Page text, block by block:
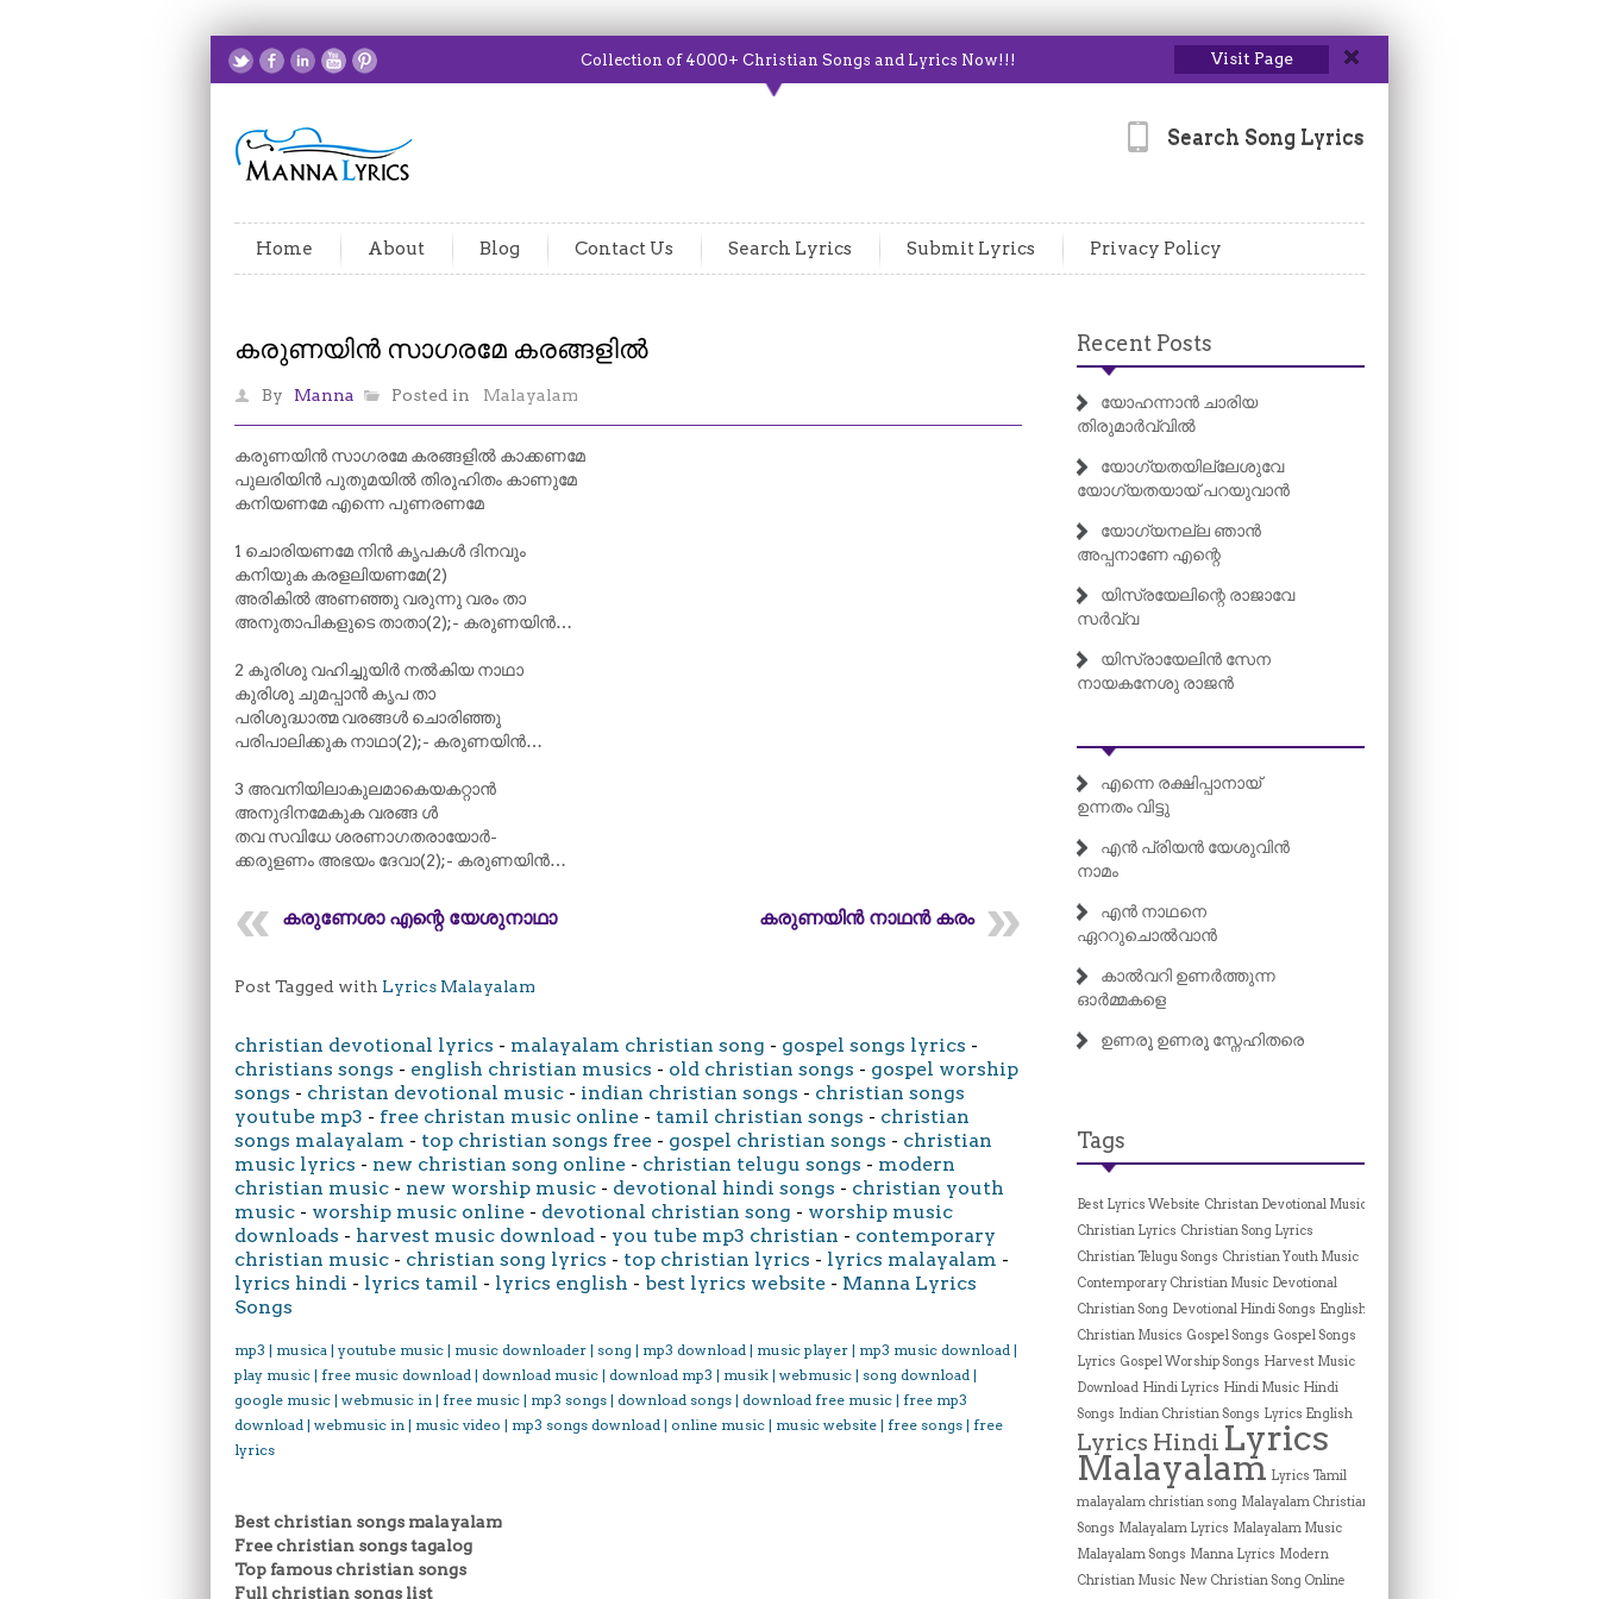
Collection of 4000+ Christian Songs and Lyrics Now!!! Visit Page
Search Song Lyrics
Home About Blog Contact Us Search Lyrics Submit Lyrics Privacy Policy
കരുണയിൻ സാഗരമേ കരങ്ങളിൽ
By Manna Posted in Malayalam
കരുണയിൻ സാഗരമേ കരങ്ങളിൽ കാക്കണമേ
പുലരിയിൻ പുതുമയിൽ തിരുഹിതം കാണുമേ
കനിയണമേ എന്നെ പുണരണമേ
1 ചൊരിയണമേ നിൻ കൃപകൾ ദിനവും
കനിയുക കരളലിയണമേ(2)
അരികിൽ അണഞ്ഞു വരുന്നു വരം താ
അനുതാപികളുടെ താതാ(2);- കരുണയിൻ…
2 കുരിശു വഹിച്ചുയിർ നൽകിയ നാഥാ
കുരിശു ചുമപ്പാൻ കൃപ താ
പരിശുദ്ധാത്മ വരങ്ങൾ ചൊരിഞ്ഞു
പരിപാലിക്കുക നാഥാ(2);- കരുണയിൻ…
3 അവനിയിലാകുലമാകെയകറ്റാൻ
അനുദിനമേകുക വരങ്ങ ൾ
തവ സവിധേ ശരണാഗതരായോർ-
ക്കരുളണം അഭയം ദേവാ(2);- കരുണയിൻ…
കരുണേശാ എന്റെ യേശുനാഥാ കരുണയിന്‍ നാഥന്‍ കരം
Post Tagged with Lyrics Malayalam
christian devotional lyrics - malayalam christian song - gospel songs lyrics -
christians songs - english christian musics - old christian songs - gospel worship
songs - christan devotional music - indian christian songs - christian songs
youtube mp3 - free christan music online - tamil christian songs - christian
songs malayalam - top christian songs free - gospel christian songs - christian
music lyrics - new christian song online - christian telugu songs - modern
christian music - new worship music - devotional hindi songs - christian youth
music - worship music online - devotional christian song - worship music
downloads - harvest music download - you tube mp3 christian - contemporary
christian music - christian song lyrics - top christian lyrics - lyrics malayalam -
lyrics hindi - lyrics tamil - lyrics english - best lyrics website - Manna Lyrics
Songs
mp3 | musica | youtube music | music downloader | song | mp3 download | music player | mp3 music download |
play music | free music download | download music | download mp3 | musik | webmusic | song download |
google music | webmusic in | free music | mp3 songs | download songs | download free music | free mp3
download | webmusic in | music video | mp3 songs download | online music | music website | free songs | free
lyrics
Best christian songs malayalam
Free christian songs tagalog
Top famous christian songs
Full christian songs list
Recent Posts
യോഹന്നാൻ ചാരിയ
തിരുമാർവ്വിൽ
യോഗ്യതയില്ലേശുവേ
യോഗ്യതയായ് പറയുവാൻ
യോഗ്യനല്ല ഞാൻ
അപ്പനാണേ എന്റെ
യിസ്രയേലിന്റെ രാജാവേ
സർവ്വ
യിസ്രായേലിൻ സേന
നായകനേശു രാജൻ
എന്നെ രക്ഷിപ്പാനായ്
ഉന്നതം വിട്ടു
എൻ പ്രിയൻ യേശുവിൻ
നാമം
എൻ നാഥനെ
ഏററുചൊൽവാൻ
കാൽവറി ഉണർത്തുന്ന
ഓർമ്മകളെ
ഉണരൂ ഉണരൂ സ്നേഹിതരെ
Tags
Best Lyrics Website Christan Devotional Music
Christian Lyrics Christian Song Lyrics
Christian Telugu Songs Christian Youth Music
Contemporary Christian Music Devotional
Christian Song Devotional Hindi Songs English
Christian Musics Gospel Songs Gospel Songs
Lyrics Gospel Worship Songs Harvest Music
Download Hindi Lyrics Hindi Music Hindi
Songs Indian Christian Songs Lyrics English
Lyrics Hindi Lyrics
Malayalam Lyrics Tamil
malayalam christian song Malayalam Christian
Songs Malayalam Lyrics Malayalam Music
Malayalam Songs Manna Lyrics Modern
Christian Music New Christian Song Online